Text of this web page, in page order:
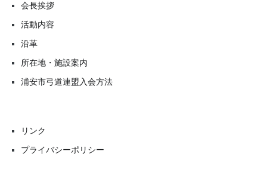
会長挨拶
活動内容
沿革
所在地・施設案内
浦安市弓道連盟入会方法
リンク
プライバシーポリシー